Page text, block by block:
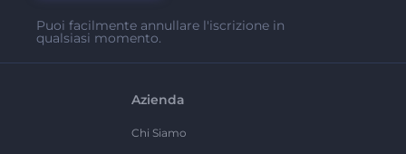
Puoi facilmente annullare l'iscrizione in
qualsiasi momento.
Azienda
Chi Siamo